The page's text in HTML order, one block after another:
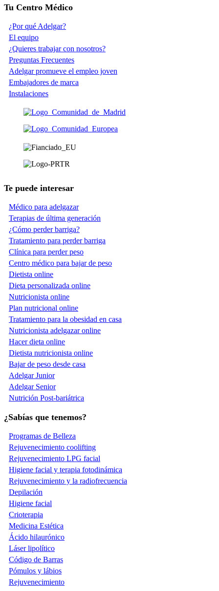
Tu Centro Médico
¿Por qué Adelgar?
El equipo
¿Quieres trabajar con nosotros?
Preguntas Frecuentes
Adelgar promueve el empleo joven
Embajadores de marca
Instalaciones
Te puede interesar
Médico para adelgazar
Terapias de última generación
¿Cómo perder barriga?
Tratamiento para perder barriga
Clínica para perder peso
Centro médico para bajar de peso
Dietista online
Dieta personalizada online
Nutricionista online
Plan nutricional online
Tratamiento para la obesidad en casa
Nutricionista adelgazar online
Hacer dieta online
Dietista nutricionista online
Bajar de peso desde casa
Adelgar Junior
Adelgar Senior
Nutrición Post-bariátrica
¿Sabías que tenemos?
Programas de Belleza
Rejuvenecimiento coolifting
Rejuvenecimiento LPG facial
Higiene facial y terapia fotodinámica
Rejuvenecimiento y la radiofrecuencia
Depilación
Higiene facial
Crioterapia
Medicina Estética
Ácido hilaurónico
Láser lipolítico
Código de Barras
Pómulos y lábios
Rejuvenecimiento